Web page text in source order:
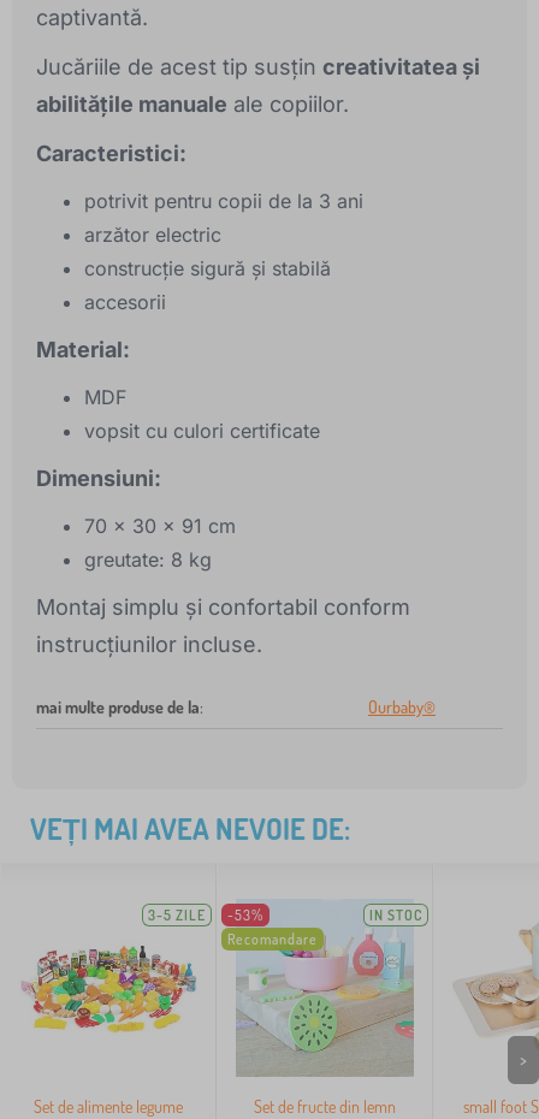
captivantă.
Jucăriile de acest tip susțin creativitatea și
abilitățile manuale ale copiilor.
Caracteristici:
potrivit pentru copii de la 3 ani
arzător electric
construcție sigură și stabilă
accesorii
Material:
MDF
vopsit cu culori certificate
Dimensiuni:
70 x 30 x 91 cm
greutate: 8 kg
Montaj simplu și confortabil conform
instrucțiunilor incluse.
mai multe produse de la: Ourbaby®
VEȚI MAI AVEA NEVOIE DE:
3-5 ZILE
Set de alimente legume
-53%
Recomandare
IN STOC
Set de fructe din lemn
small foot
>